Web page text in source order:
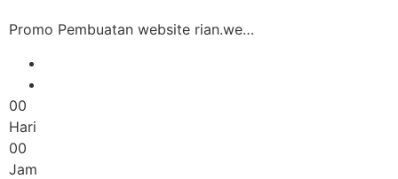
Promo Pembuatan website rian.we…
00
Hari
00
Jam